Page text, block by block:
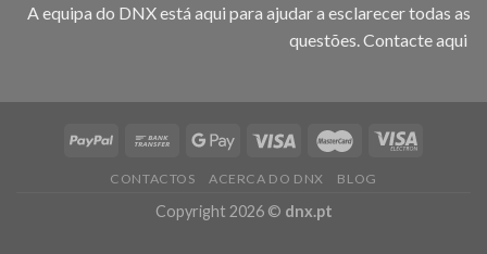
A equipa do DNX está aqui para ajudar a esclarecer todas as
questões. Contacte aqui
CONTACTOS ACERCA DO DNX BLOG
Copyright 2026 © dnx.pt